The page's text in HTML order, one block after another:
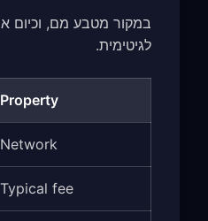
במקור מטבע מם, וכיום
לגיטימית.
Property
Network
Typical fee